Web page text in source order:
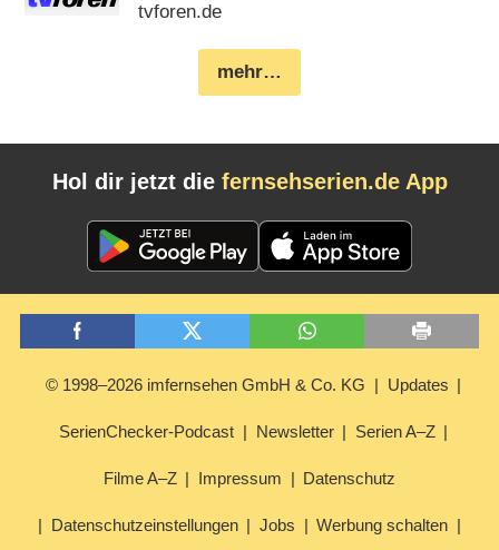
tvforen.de
mehr…
Hol dir jetzt die fernsehserien.de App
© 1998–2026 imfernsehen GmbH & Co. KG Updates
SerienChecker-Podcast Newsletter Serien A–Z
Filme A–Z Impressum Datenschutz
Datenschutzeinstellungen Jobs Werbung schalten